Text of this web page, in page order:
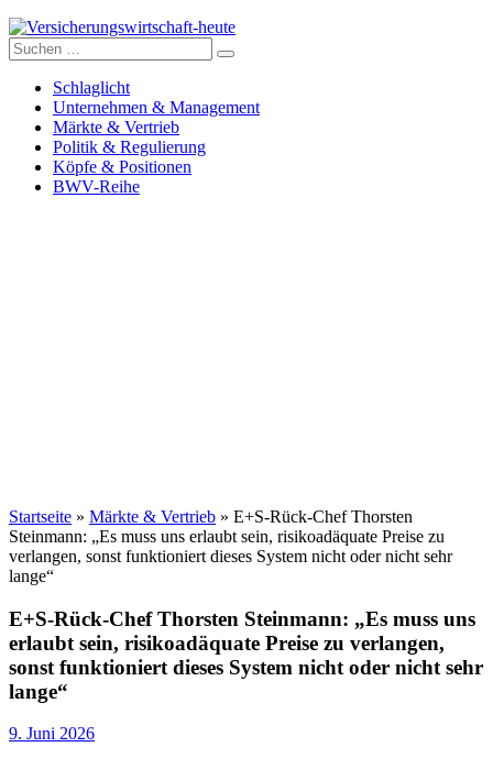
Versicherungswirtschaft-heute
Suche
nach:
Schlaglicht
Unternehmen & Management
Märkte & Vertrieb
Politik & Regulierung
Köpfe & Positionen
BWV-Reihe
Startseite » Märkte & Vertrieb » E+S-Rück-Chef Thorsten
Steinmann: „Es muss uns erlaubt sein, risikoadäquate Preise zu
verlangen, sonst funktioniert dieses System nicht oder nicht sehr
lange“
E+S-Rück-Chef Thorsten Steinmann: „Es muss uns
erlaubt sein, risikoadäquate Preise zu verlangen,
sonst funktioniert dieses System nicht oder nicht sehr
lange“
9. Juni 2026